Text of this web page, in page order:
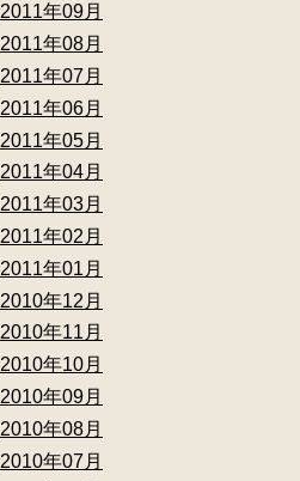
2011年09月
2011年08月
2011年07月
2011年06月
2011年05月
2011年04月
2011年03月
2011年02月
2011年01月
2010年12月
2010年11月
2010年10月
2010年09月
2010年08月
2010年07月